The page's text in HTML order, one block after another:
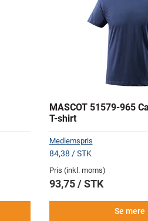
MASCOT 51579-965
T-shirt
Medlemspris
84,38 / STK
Pris (inkl. moms)
93,75 / STK
Se mere